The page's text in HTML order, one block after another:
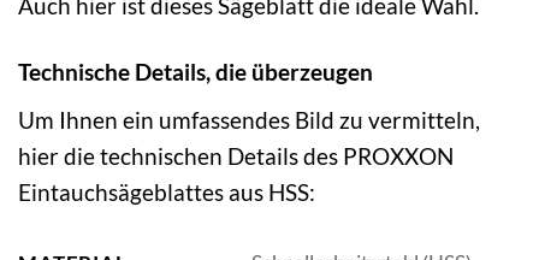
Auch hier ist dieses Sägeblatt die ideale Wahl.
Technische Details, die überzeugen
Um Ihnen ein umfassendes Bild zu vermitteln,
hier die technischen Details des PROXXON
Eintauchsägeblattes aus HSS: